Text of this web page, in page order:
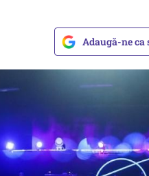
Adaugă-ne ca